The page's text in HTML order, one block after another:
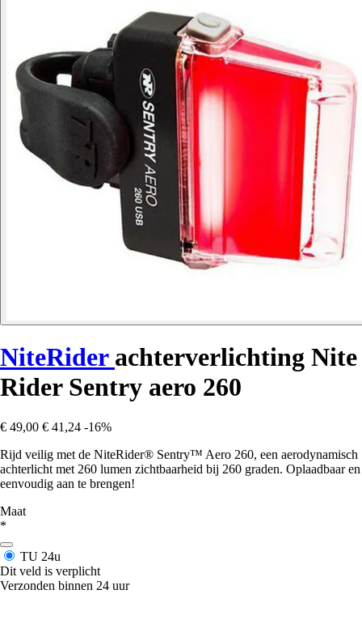
NiteRider achterverlichting Nite
Rider Sentry aero 260
€ 49,00 € 41,24 -16%
Rijd veilig met de NiteRider® Sentry™ Aero 260, een aerodynamisch
achterlicht met 260 lumen zichtbaarheid bij 260 graden. Oplaadbaar en
eenvoudig aan te brengen!
Maat
*
TU 24u
Dit veld is verplicht
Verzonden binnen 24 uur